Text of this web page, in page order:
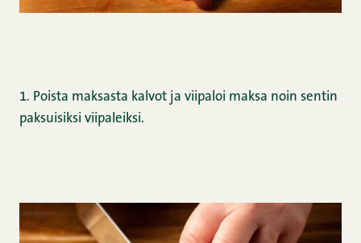
1. Poista maksasta kalvot ja viipaloi maksa noin sentin
paksuisiksi viipaleiksi.